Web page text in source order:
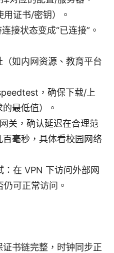
证书/密钥）。
接状态变成“已连接”。
如内网资源、教育平台
，确保下载/上
最低值）。
关，确认延迟在合理范
毫秒，具体看校园网络
在 VPN 下访问外部网
可正常访问。
书链完整，时钟同步正